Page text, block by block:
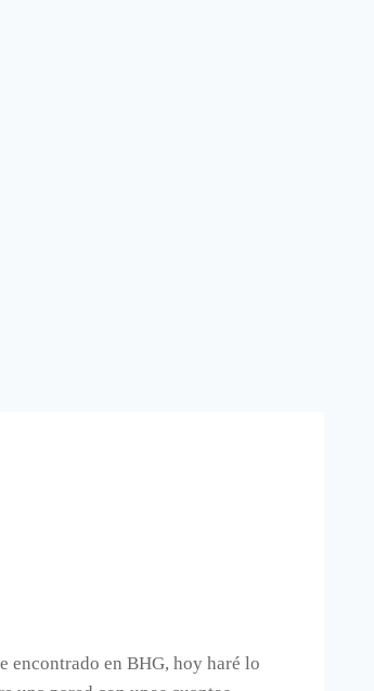
encontrado en BHG, hoy haré lo